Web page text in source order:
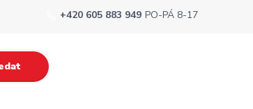
+420 605 883 949 PO-PÁ 8-17